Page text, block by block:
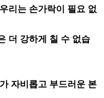
리는 손가락이 필요 없
더 강하게 칠 수 없습
자비롭고 부드러운 본